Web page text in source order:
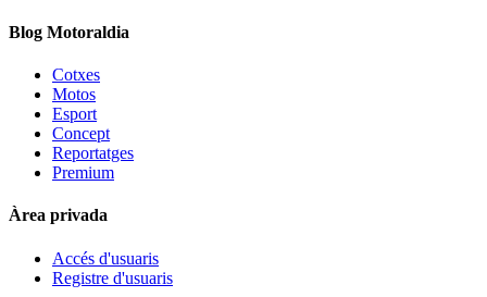
Blog Motoraldia
Cotxes
Motos
Esport
Concept
Reportatges
Premium
Àrea privada
Accés d'usuaris
Registre d'usuaris